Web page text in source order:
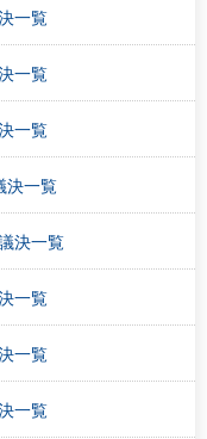
一覧
一覧
一覧
決一覧
決一覧
一覧
一覧
一覧